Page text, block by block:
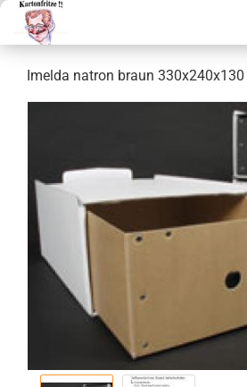
Imel­da na­tron braun